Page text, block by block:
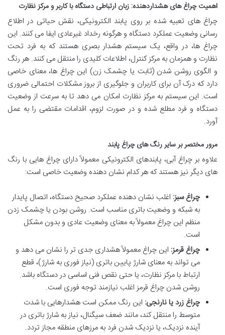
اهمیت چراغ های هشداردهنده: زبان ارتباطی دستگاه با کاربر و مرکز نظارت
چراغ های تعبیه شده بر روی پابند الکترونیکی، نقش حیاتی در اطلاع
رسانی وضعیت عملکرد دستگاه و هرگونه رخداد غیرعادی ایفا می کنند. این
چراغ ها، در واقع، یک سیستم هشدار بصری هستند که به فرد تحت
نظارت و همزمان به مرکز کنترل، اطلاعات کلیدی را منتقل می کنند. هر رنگ
و الگوی روشن شدن (ثابت یا چشمک زن) این چراغ ها، معنای خاصی
دارد که درک آن برای کاربران و جلوگیری از بروز مشکلات احتمالی ضروری
است. این سیستم به مرکز نظارت امکان می دهد تا به سرعت از وضعیت
دستگاه و فرد مطلع شده و در صورت لزوم، اقدامات مقتضی را به عمل
آورد.
مرور مختصر بر سایر رنگ های چراغ پابند
علاوه بر چراغ آبی، پابندهای الکترونیکی معمولاً دارای چراغ هایی با رنگ
های دیگر نیز هستند که هر کدام نشان دهنده وضعیت خاصی است:
چراغ سبز: اغلب نشان دهنده عملکرد صحیح دستگاه، اتصال پایدار
به شبکه و وضعیت باتری مناسب است. روشن بودن یا چشمک زدن
منظم این چراغ معمولاً به معنای وضعیت عادی و بدون مشکل
است.
چراغ قرمز: این چراغ معمولاً هشداری جدی تر را نشان می دهد و
می تواند به معنای شارژ پایین باتری (نیاز فوری به شارژ)، قطع
ارتباط با مرکز نظارت، یا حتی نقص فنی اساسی در دستگاه باشد.
روشن شدن چراغ قرمز اغلب نیازمند توجه فوری است.
چراغ زرد یا نارنجی: این رنگ ممکن است هشدارهایی با شدت
متوسط را منتقل کند، مانند ضعف سیگنال، نیاز به شارژ باتری در
آینده نزدیک، یا نزدیک شدن فرد به مرزهای منطقه مجاز تردد.